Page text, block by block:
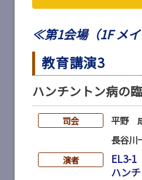
≪第1会場（1F メ
教育講演3
ハンチントン病の
司会
平野
長谷川
演者
EL3-1
ハン